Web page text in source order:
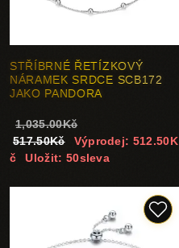
STŘÍBRNÉ ŘETÍZKOVÝ
NÁRAMEK SRDCE SCB172
JAKO PANDORA
1,035.00Kč
517.50Kč
Výprodej: 512.50K
č
Uložit: 50sleva